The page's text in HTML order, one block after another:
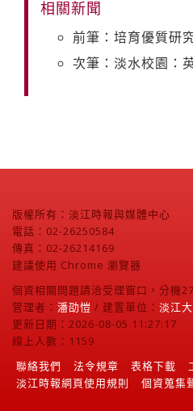
相關新聞
前筆：培育優質研
次筆：淡水校園：
版權所有：淡江時報與媒體中心
電話：02-26250584
傳真：02-26214169
建議使用 Chrome 瀏覽器
個資相關問題請洽受理窗口，分機
管理者： 潘劭愷 / 建置單位： 淡江
更新日期：2026-08-05 11:27:17
線上人數：1159
聯絡我們
法令規章 表格下載
淡江時報網頁使用規則
個資蒐集